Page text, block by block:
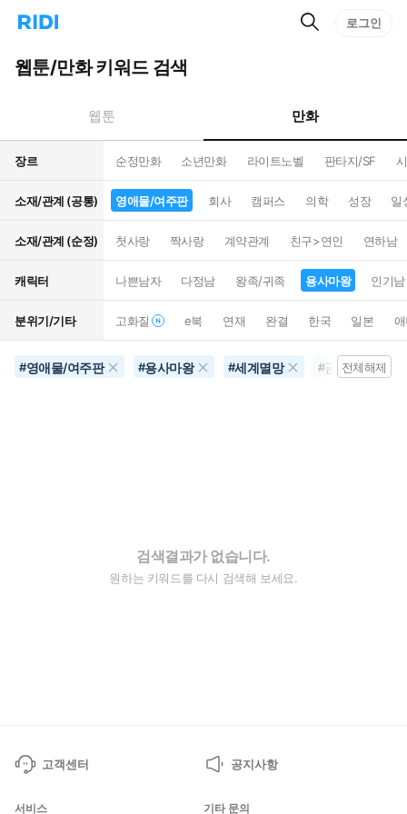
리
홈
으
턴
트
검
로그인
웹툰/만화 키워드 검색
웹툰 만화
장르 순정만화 소년만화 라이트노벨 판타지/SF
소재/관계 (공통) 영애물/여주판 회사 캠퍼스 의학 성장 일
소재/관계 (순정) 첫사랑 짝사랑 계약관계 친구>연인 연하남
캐릭터 나쁜남자 다정남 왕족/귀족 용사마왕 인기남
분위기/기타 고화질 e북 연재 완결 한국 일본
#영애물/여주판 #용사마왕 #세계멸망 #금지된사랑
전체해제
검색결과가 없습니다.
원하는 키워드를 다시 검색해 보세요.
고객센터 공지사항
서비스 기타 문의